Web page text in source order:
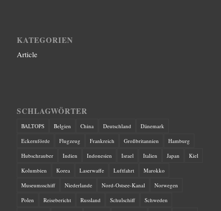
KATEGORIEN
Article
SCHLAGWÖRTER
BALTOPS Belgien China Deutschland
Dänemark
Eckernförde
Flugzeug Frankreich Großbritannien
Hamburg
Hubschrauber
Indien Indonesien Israel Italien Japan
Kiel
Kolumbien
Korea Laserwaffe Luftfahrt
Marokko
Museumsschiff
Niederlande Nord-Ostsee-Kanal
Norwegen
Polen
Reisebericht Russland Schulschiff
Schweden